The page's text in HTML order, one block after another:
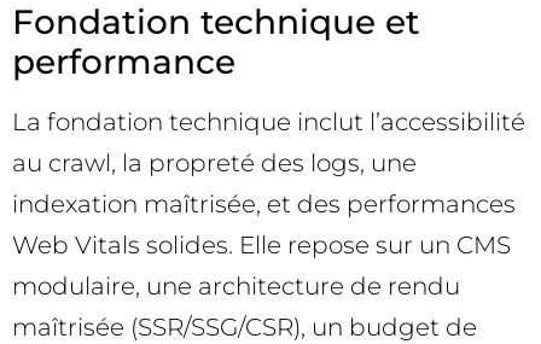
Fondation technique et
performance
La fondation technique inclut l’accessibilité
au crawl, la propreté des logs, une
indexation maîtrisée, et des performances
Web Vitals solides. Elle repose sur un CMS
modulaire, une architecture de rendu
maîtrisée (SSR/SSG/CSR), un budget de